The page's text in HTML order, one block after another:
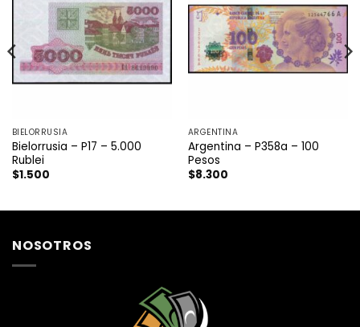
BIELORRUSIA
Bielorrusia – P17 – 5.000
Rublei
$1.500
ARGENTINA
Argentina – P358a – 100
Pesos
$8.300
NOSOTROS